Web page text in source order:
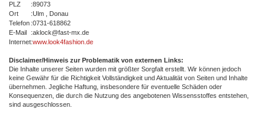
PLZ
:89073
Ort
:Ulm , Donau
Telefon :0731-618862
E-Mail
:aklock@fast-mx.de
Internet:www.look4fashion.de
Disclaimer/Hinweis zur Problematik von externen Links:
Die Inhalte unserer Seiten wurden mit größter Sorgfalt erstellt. Wir können jedoch
keine Gewähr für die Richtigkeit Vollständigkeit und Aktualität von Seiten und Inhalte
übernehmen. Jegliche Haftung, insbesondere für eventuelle Schäden oder
Konsequenzen, die durch die Nutzung des angebotenen Wissensstoffes entstehen,
sind ausgeschlossen.